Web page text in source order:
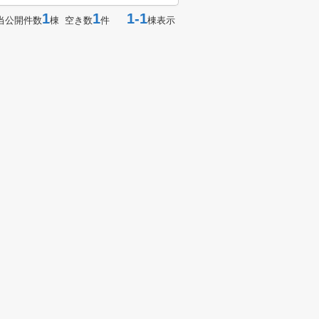
公開件数1棟 空き数1件 1-1棟表示